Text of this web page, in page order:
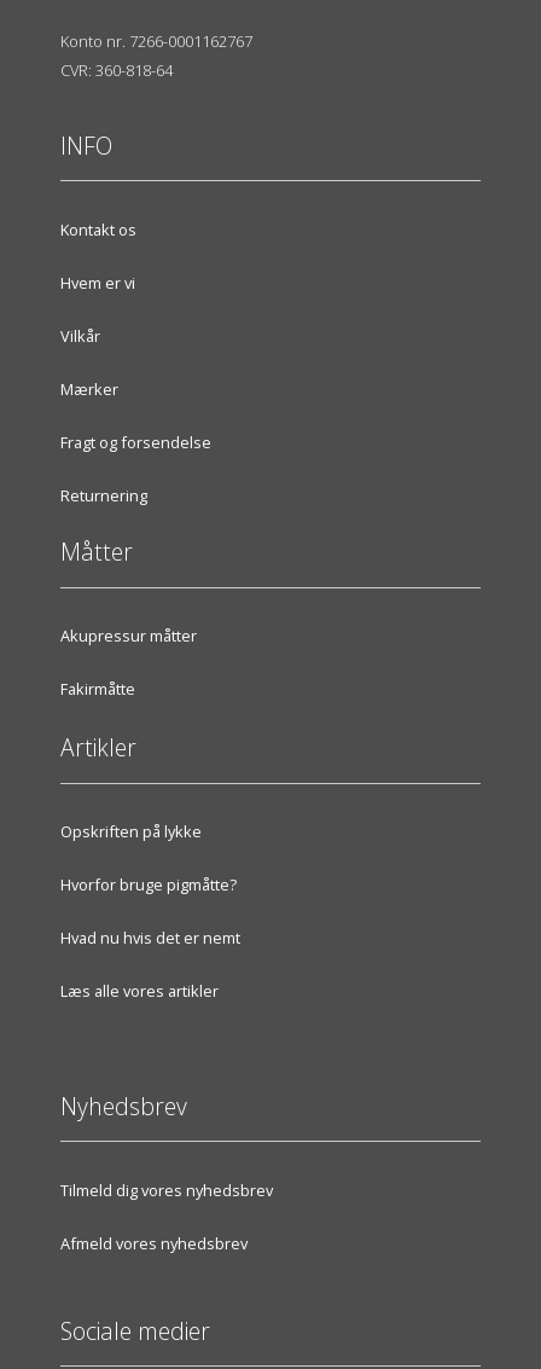
Konto nr. 7266-0001162767
CVR: 360-818-64
INFO
Kontakt os
Hvem er vi
Vilkår
Mærker
Fragt og forsendelse
Returnering
Måtter
Akupressur måtter
Fakirmåtte
Artikler
Opskriften på lykke
Hvorfor bruge pigmåtte?
Hvad nu hvis det er nemt
Læs alle vores artikler
Nyhedsbrev
Tilmeld dig vores nyhedsbrev
Afmeld vores nyhedsbrev
Sociale medier